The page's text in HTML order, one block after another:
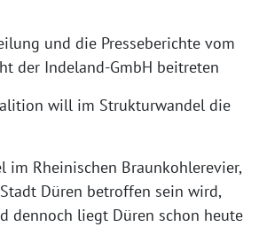
und die Presseberichte vom
der Indeland-GmbH beitreten
will im Strukturwandel die
im Rheinischen Braunkohlerevier,
Düren betroffen sein wird,
dennoch liegt Düren schon heute